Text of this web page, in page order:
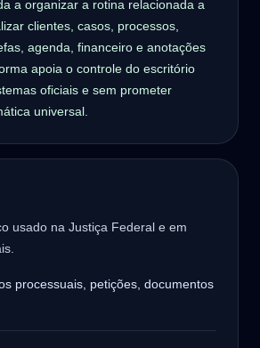
a organizar a rotina relacionada a
clientes, casos, processos,
agenda, financeiro e anotações
apoia o controle do escritório
oficiais e sem prometer
universal.
usado na Justiça Federal e em
processuais, petições, documentos